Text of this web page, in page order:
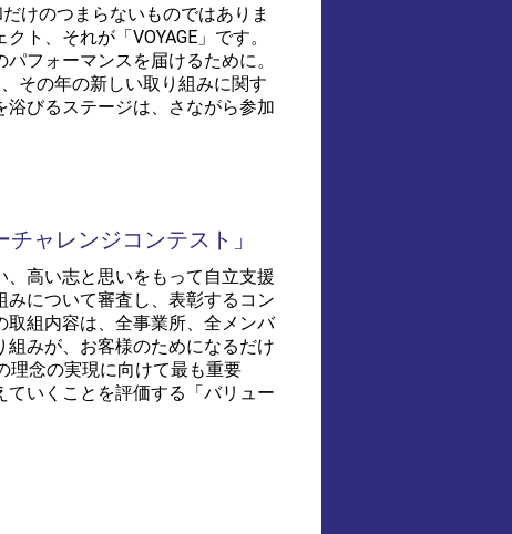
けのつまらないものではありま
ト、それが「VOYAGE」です。
フォーマンスを届けるために。
その年の新しい取り組みに関す
びるステージは、さながら参加
ャレンジコンテスト」
高い志と思いをもって自立支援
について審査し、表彰するコン
組内容は、全事業所、全メンバ
みが、お客様のためになるだけ
理念の実現に向けて最も重要
いくことを評価する「バリュー